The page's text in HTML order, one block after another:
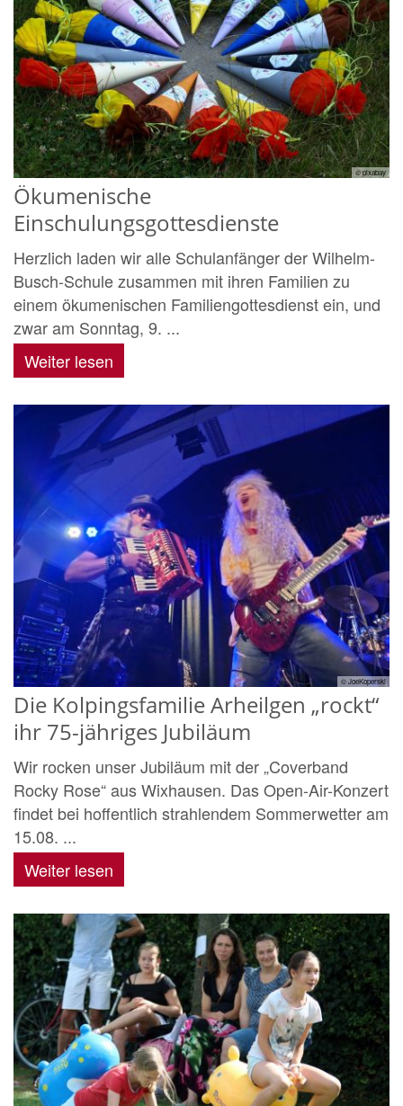
© pixabay
Ökumenische
Einschulungsgottesdienste
Herzlich laden wir alle Schulanfänger der Wilhelm-
Busch-Schule zusammen mit ihren Familien zu
einem ökumenischen Familiengottesdienst ein, und
zwar am Sonntag, 9. ...
Weiter lesen
© JoeKoperski
Die Kolpingsfamilie Arheilgen „rockt“
ihr 75-jähriges Jubiläum
Wir rocken unser Jubiläum mit der „Coverband
Rocky Rose“ aus Wixhausen. Das Open-Air-Konzert
findet bei hoffentlich strahlendem Sommerwetter am
15.08. ...
Weiter lesen